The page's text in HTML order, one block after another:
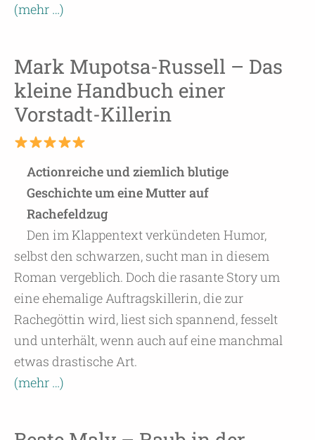
(mehr …)
Mark Mupotsa-Russell – Das
kleine Handbuch einer
Vorstadt-Killerin
Actionreiche und ziemlich blutige
Geschichte um eine Mutter auf
Rachefeldzug
Den im Klappentext verkündeten Humor,
selbst den schwarzen, sucht man in diesem
Roman vergeblich. Doch die rasante Story um
eine ehemalige Auftragskillerin, die zur
Rachegöttin wird, liest sich spannend, fesselt
und unterhält, wenn auch auf eine manchmal
etwas drastische Art.
(mehr …)